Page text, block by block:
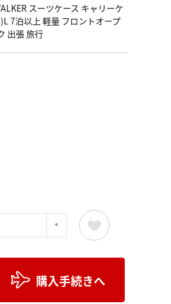
スーツケース キャリーケ
7泊以上 軽量 フロントオープ
出張 旅行
購入手続きへ